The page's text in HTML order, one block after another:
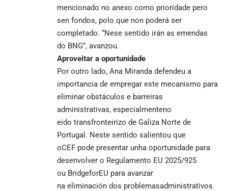
mencionado no anexo como prioridade pero
sen fondos, polo que non poderá ser
completado. “Nese sentido irán as emendas
do BNG”, avanzou.
Aproveitar a oportunidade
Por outro lado, Ana Miranda defendeu a
importancia de empregar este mecanismo para
eliminar obstáculos e barreiras
administrativas, especialmenteno
eido transfronteirizo de Galiza Norte de
Portugal. Neste sentido salientou que
oCEF pode presentar unha oportunidade para
desenvolver o Regulamento EU 2025/925
ou BridgeforEU para avanzar
na eliminación dos problemasadministrativos